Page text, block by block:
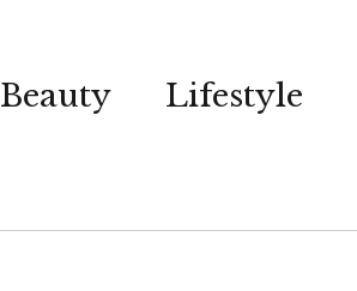
Beauty Lifestyle